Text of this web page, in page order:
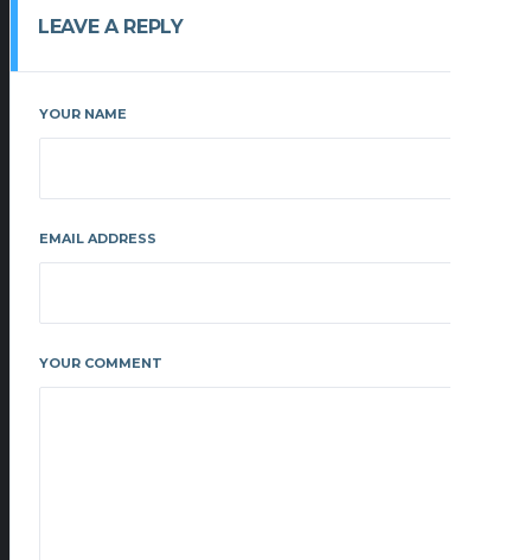
LEAVE A REPLY
YOUR NAME
EMAIL ADDRESS
YOUR COMMENT